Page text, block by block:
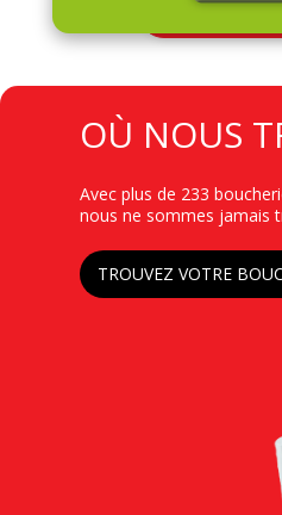
Toutes nos
TITRE
OÙ NOUS
Contenu
Avec plus de 233
nous ne sommes jamais
TROUVEZ VOTRE